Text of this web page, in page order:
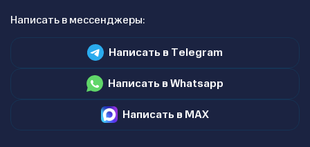
Написать в мессенджеры:
Написать в Telegram
Написать в Whatsapp
Написать в MAX